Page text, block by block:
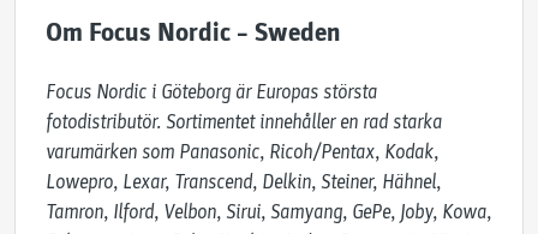
Om Focus Nordic – Sweden
Focus Nordic i Göteborg är Europas största
fotodistributör. Sortimentet innehåller en rad starka
varumärken som Panasonic, Ricoh/Pentax, Kodak,
Lowepro, Lexar, Transcend, Delkin, Steiner, Hähnel,
Tamron, Ilford, Velbon, Sirui, Samyang, GePe, Joby, Kowa,